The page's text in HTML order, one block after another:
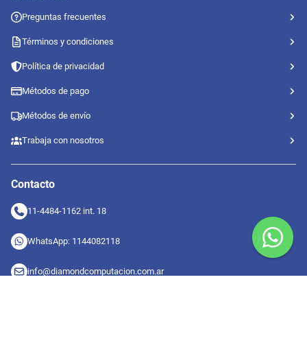
Preguntas frecuentes
Términos y condiciones
Política de privacidad
Métodos de pago
Métodos de envío
Trabaja con nosotros
Contacto
11-4484-1162 int. 18
WhatsApp: 1144082118
info@diamondcomputacion.com.ar